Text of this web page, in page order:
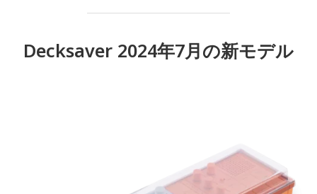
Decksaver 2024年7月の新モデル